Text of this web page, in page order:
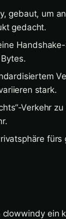
gebaut, um
gedacht.
stark.
Verkehr
ein